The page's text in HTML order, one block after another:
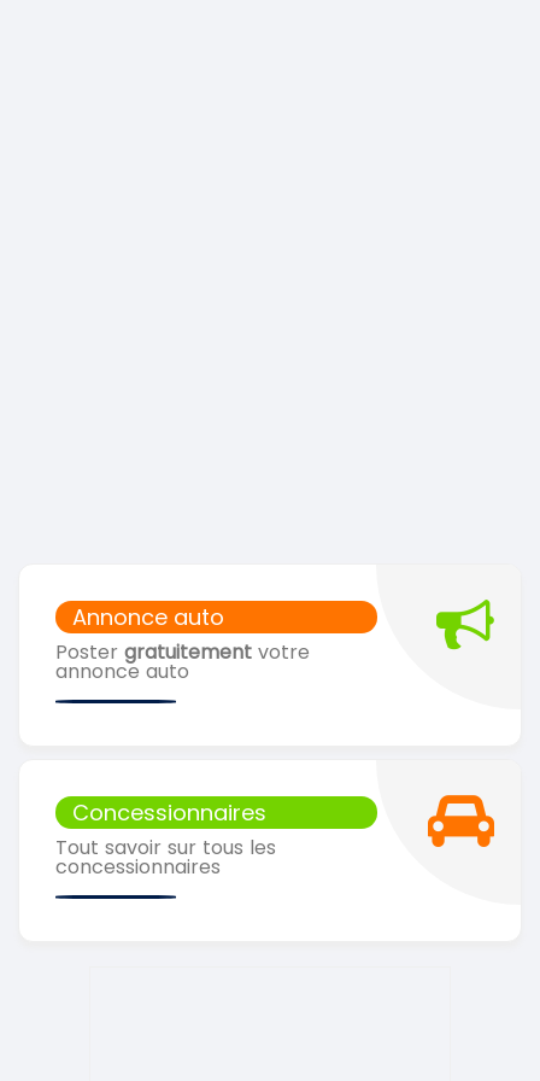
Annonce auto
Poster gratuitement votre
annonce auto
Concessionnaires
Tout savoir sur tous les
concessionnaires